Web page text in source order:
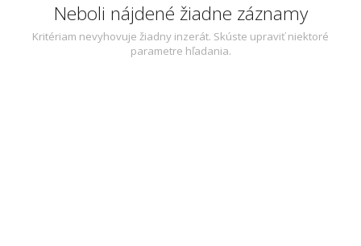
Neboli nájdené žiadne záznamy
Kritériam nevyhovuje žiadny inzerát. Skúste upraviť niektoré
parametre hľadania.